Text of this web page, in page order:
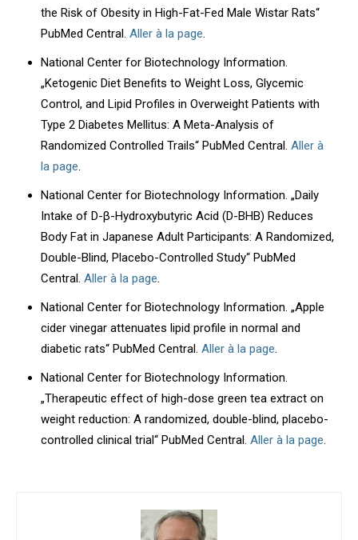
the Risk of Obesity in High-Fat-Fed Male Wistar Rats“
PubMed Central. Aller à la page.
National Center for Biotechnology Information.
„Ketogenic Diet Benefits to Weight Loss, Glycemic
Control, and Lipid Profiles in Overweight Patients with
Type 2 Diabetes Mellitus: A Meta-Analysis of
Randomized Controlled Trails“ PubMed Central. Aller à
la page.
National Center for Biotechnology Information. „Daily
Intake of D-β-Hydroxybutyric Acid (D-BHB) Reduces
Body Fat in Japanese Adult Participants: A Randomized,
Double-Blind, Placebo-Controlled Study“ PubMed
Central. Aller à la page.
National Center for Biotechnology Information. „Apple
cider vinegar attenuates lipid profile in normal and
diabetic rats“ PubMed Central. Aller à la page.
National Center for Biotechnology Information.
„Therapeutic effect of high-dose green tea extract on
weight reduction: A randomized, double-blind, placebo-
controlled clinical trial“ PubMed Central. Aller à la page.